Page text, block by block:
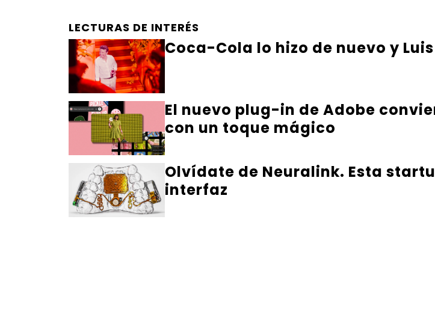
LECTURAS DE INTERÉS
Coca-Cola lo hizo de nuevo y
El nuevo plug-in de Adobe
con un toque mágico
Olvídate de Neuralink. Esta
interfaz